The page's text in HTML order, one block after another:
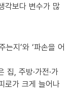
각보다 변수가 많
는지’와 ‘파손을 어
집, 주방·가전·가
로가 크게 늘어나